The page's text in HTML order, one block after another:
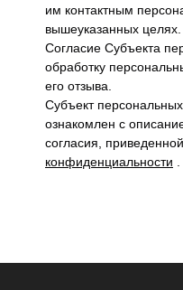
им контактным
вышеуказанных целях.
Согласие Субъекта
обработку
его отзыва.
Субъект
ознакомлен с
согласия,
конфиденциальности .